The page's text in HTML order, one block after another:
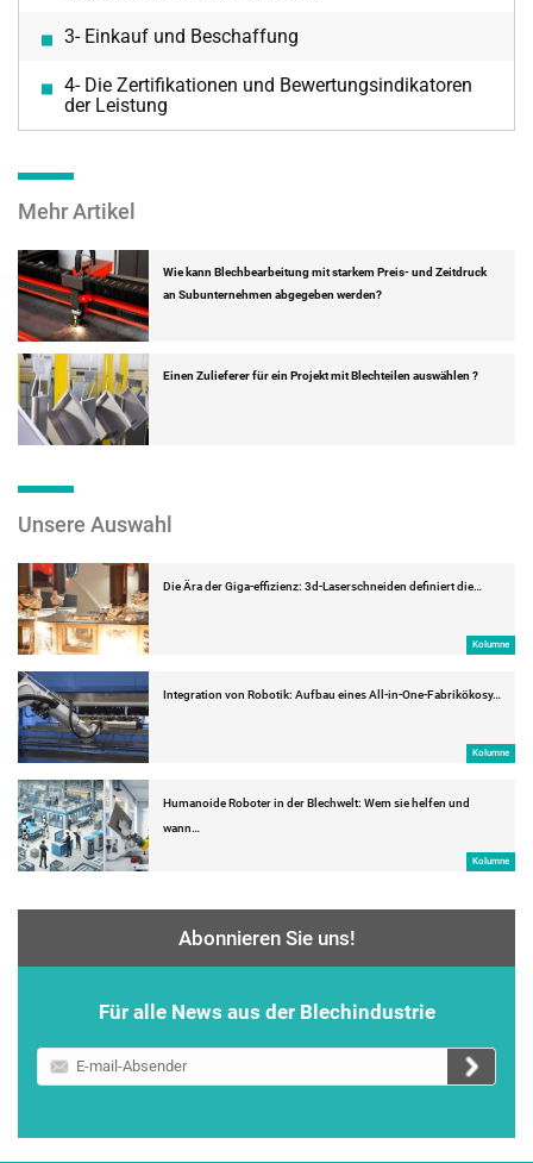
3- Einkauf und Beschaffung
4- Die Zertifikationen und Bewertungsindikatoren
der Leistung
Mehr Artikel
Wie kann Blechbearbeitung mit starkem Preis- und Zeitdruck
an Subunternehmen abgegeben werden?
Einen Zulieferer für ein Projekt mit Blechteilen auswählen ?
Unsere Auswahl
Die Ära der Giga-effizienz: 3d-Laserschneiden definiert die…
Kolumne
Integration von Robotik: Aufbau eines All-in-One-Fabrikökosy…
Kolumne
Humanoide Roboter in der Blechwelt: Wem sie helfen und
wann…
Kolumne
Abonnieren Sie uns!
Für alle News aus der Blechindustrie
E-
mail-